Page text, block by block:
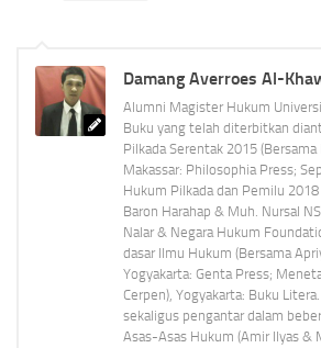
Damang Averroes Al-
Alumni Magister Hukum
Buku yang telah diterbitkan
Pilkada Serentak 2015 (Bersama
Makassar: Philosophia Press;
Hukum Pilkada dan Pemilu
Baron Harahap & Muh. Nursal
Nalar & Negara Hukum
dasar Ilmu Hukum (Bersama
Yogyakarta: Genta Press;
Cerpen), Yogyakarta: Buku
sekaligus pengantar dalam
Asas-Asas Hukum (Amir Ilyas &